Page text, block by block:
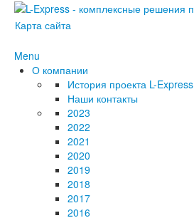
Карта сайта
Menu
О компании
История проекта L-Express
Наши контакты
2023
2022
2021
2020
2019
2018
2017
2016